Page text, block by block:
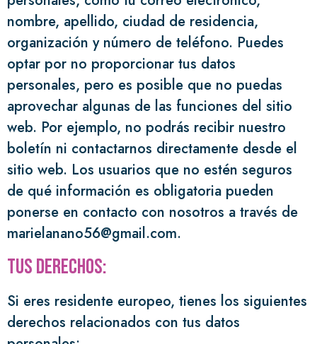
nombre, apellido, ciudad de residencia,
organización y número de teléfono. Puedes
optar por no proporcionar tus datos
personales, pero es posible que no puedas
aprovechar algunas de las funciones del sitio
web. Por ejemplo, no podrás recibir nuestro
boletín ni contactarnos directamente desde el
sitio web. Los usuarios que no estén seguros
de qué información es obligatoria pueden
ponerse en contacto con nosotros a través de
marielanano56@gmail.com.
Tus derechos:
Si eres residente europeo, tienes los siguientes
derechos relacionados con tus datos